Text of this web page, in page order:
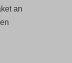
an